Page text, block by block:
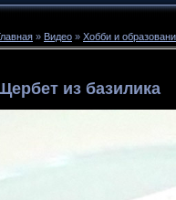
» Видео » Хобби и
из базилика